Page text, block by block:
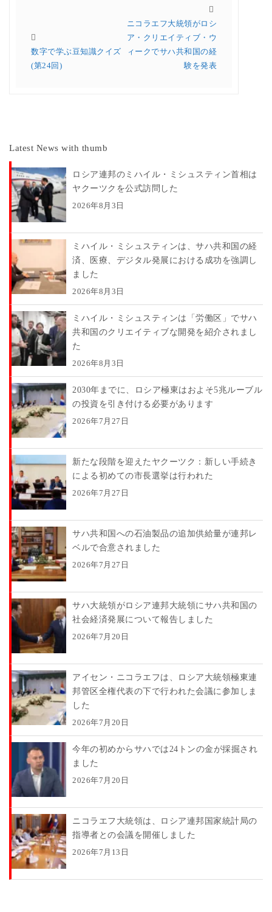
数字で学ぶ豆知識クイズ
(第24回)
ニコラエフ大統領がロシ
ア・クリエイティブ・ウ
ィークでサハ共和国の経
験を発表
Latest News with thumb
ロシア連邦のミハイル・ミシュスティン首相は
ヤクーツクを公式訪問した
2026年8月3日
ミハイル・ミシュスティンは、サハ共和国の経
済、医療、デジタル発展における成功を強調し
ました
2026年8月3日
ミハイル・ミシュスティンは「労働区」でサハ
共和国のクリエイティブな開発を紹介されまし
た
2026年8月3日
2030年までに、ロシア極東はおよそ5兆ルーブル
の投資を引き付ける必要があります
2026年7月27日
新たな段階を迎えたヤクーツク：新しい手続き
による初めての市長選挙は行われた
2026年7月27日
サハ共和国への石油製品の追加供給量が連邦レ
ベルで合意されました
2026年7月27日
サハ大統領がロシア連邦大統領にサハ共和国の
社会経済発展について報告しました
2026年7月20日
アイセン・ニコラエフは、ロシア大統領極東連
邦管区全権代表の下で行われた会議に参加しま
した
2026年7月20日
今年の初めからサハでは24トンの金が採掘され
ました
2026年7月20日
ニコラエフ大統領は、ロシア連邦国家統計局の
指導者との会議を開催しました
2026年7月13日